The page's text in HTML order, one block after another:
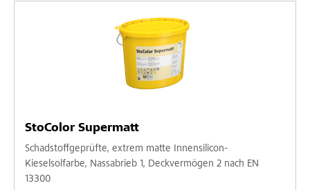
StoColor Supermatt
Schadstoffgeprüfte, extrem matte Innensilicon-
Kieselsolfarbe, Nassabrieb 1, Deckvermögen 2 nach EN
13300